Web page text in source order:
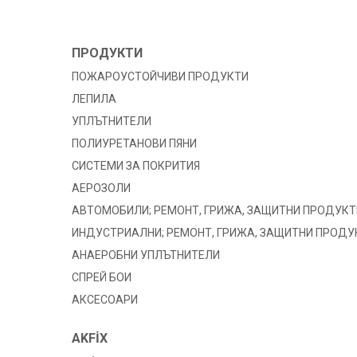
ПРОДУКТИ
ПОЖАРОУСТОЙЧИВИ ПРОДУКТИ
ЛЕПИЛА
УПЛЪТНИТЕЛИ
ПОЛИУРЕТАНОВИ ПЯНИ
СИСТЕМИ ЗА ПОКРИТИЯ
АЕРОЗОЛИ
АВТОМОБИЛИ; РЕМОНТ, ГРИЖА, ЗАЩИТНИ
ИНДУСТРИАЛНИ; РЕМОНТ, ГРИЖА, ЗАЩИТНИ
АНАЕРОБНИ УПЛЪТНИТЕЛИ
СПРЕЙ БОИ
АКСЕСОАРИ
AKFİX